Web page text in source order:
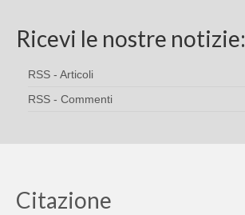
Ricevi le nostre notizie:
RSS - Articoli
RSS - Commenti
Citazione